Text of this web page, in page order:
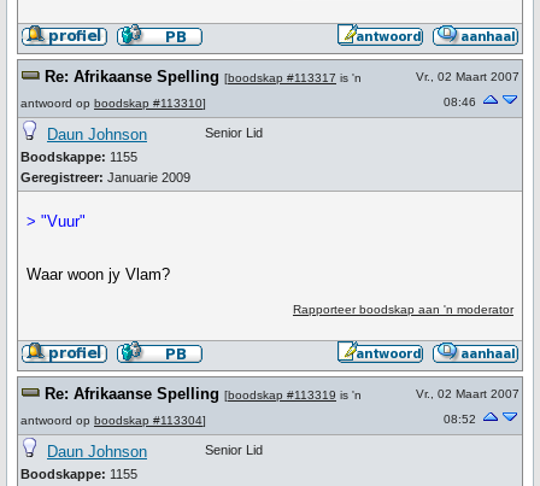
Re: Afrikaanse Spelling [boodskap #113317 is 'n
antwoord op boodskap #113310]
Vr., 02 Maart 2007
08:46
Daun Johnson
Boodskappe: 1155
Geregistreer: Januarie 2009
Senior Lid
> "Vuur"
Waar woon jy Vlam?
Rapporteer boodskap aan 'n moderator
Re: Afrikaanse Spelling [boodskap #113319 is 'n
antwoord op boodskap #113304]
Vr., 02 Maart 2007
08:52
Daun Johnson
Boodskappe: 1155
Senior Lid